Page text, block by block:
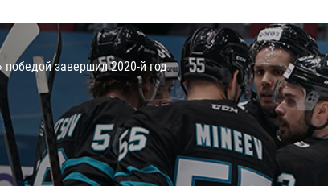
Нефтехимик
Трактор
Дивизион Чернышева
Авангард
Адмирал
КХЛ
победой завершил 2020-й год